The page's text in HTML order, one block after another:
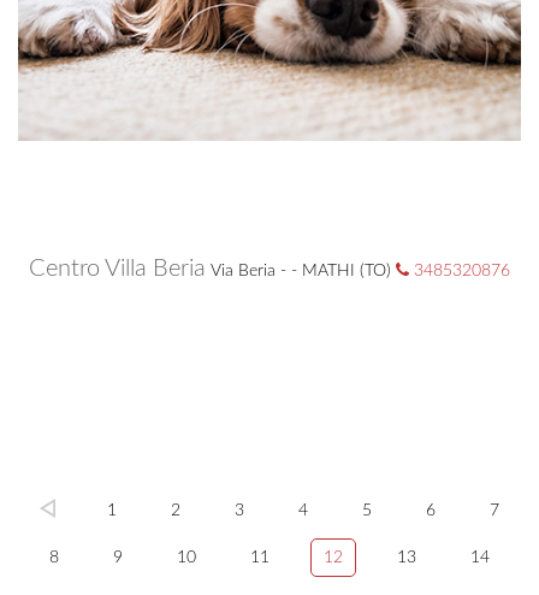
Centro Villa Beria Via Beria - - MATHI (TO) 3485320876
1 2 3 4 5 6 7
8 9 10 11 12 13 14